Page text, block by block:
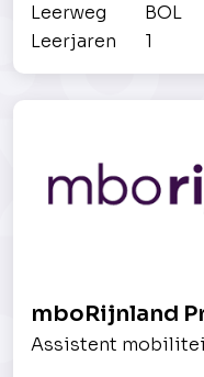
Leerweg
BOL
Leerjaren
1
mboRijnland
Assistent